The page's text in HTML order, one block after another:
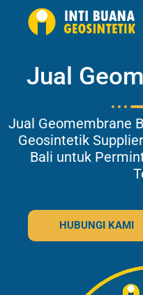
Jual
Jual Geomembrane
Geosintetik
Bali untuk
HUBUNGI KAMI